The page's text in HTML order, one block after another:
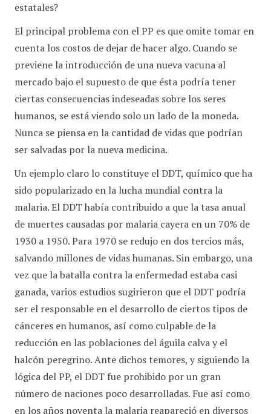
estatales?
El principal problema con el PP es que omite tomar en
cuenta los costos de dejar de hacer algo. Cuando se
previene la introducción de una nueva vacuna al
mercado bajo el supuesto de que ésta podría tener
ciertas consecuencias indeseadas sobre los seres
humanos, se está viendo solo un lado de la moneda.
Nunca se piensa en la cantidad de vidas que podrían
ser salvadas por la nueva medicina.
Un ejemplo claro lo constituye el DDT, químico que ha
sido popularizado en la lucha mundial contra la
malaria. El DDT había contribuido a que la tasa anual
de muertes causadas por malaria cayera en un 70% de
1930 a 1950. Para 1970 se redujo en dos tercios más,
salvando millones de vidas humanas. Sin embargo, una
vez que la batalla contra la enfermedad estaba casi
ganada, varios estudios sugirieron que el DDT podría
ser el responsable en el desarrollo de ciertos tipos de
cánceres en humanos, así como culpable de la
reducción en las poblaciones del águila calva y el
halcón peregrino. Ante dichos temores, y siguiendo la
lógica del PP, el DDT fue prohibido por un gran
número de naciones poco desarrolladas. Fue así como
en los años noventa la malaria reapareció en diversos